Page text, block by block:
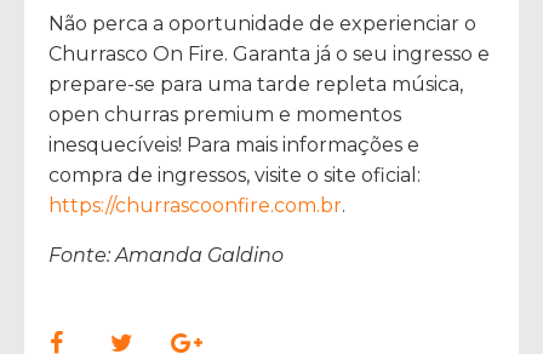
Não perca a oportunidade de experienciar o
Churrasco On Fire. Garanta já o seu ingresso e
prepare-se para uma tarde repleta música,
open churras premium e momentos
inesquecíveis! Para mais informações e
compra de ingressos, visite o site oficial:
https://churrascoonfire.com.br.
Fonte: Amanda Galdino